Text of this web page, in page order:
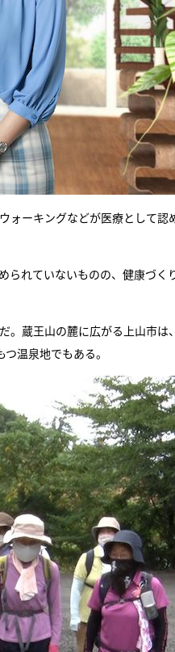
ォーキングなどが医療として認
られていないものの、健康づく
。蔵王山の麓に広がる上山市は
温泉地でもある。